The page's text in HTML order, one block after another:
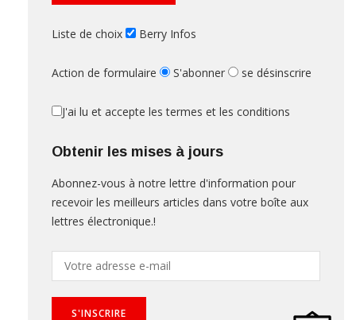
Liste de choix Berry Infos
Action de formulaire S'abonner se désinscrire
J'ai lu et accepte les termes et les conditions
Obtenir les mises à jours
Abonnez-vous à notre lettre d'information pour
recevoir les meilleurs articles dans votre boîte aux
lettres électronique.!